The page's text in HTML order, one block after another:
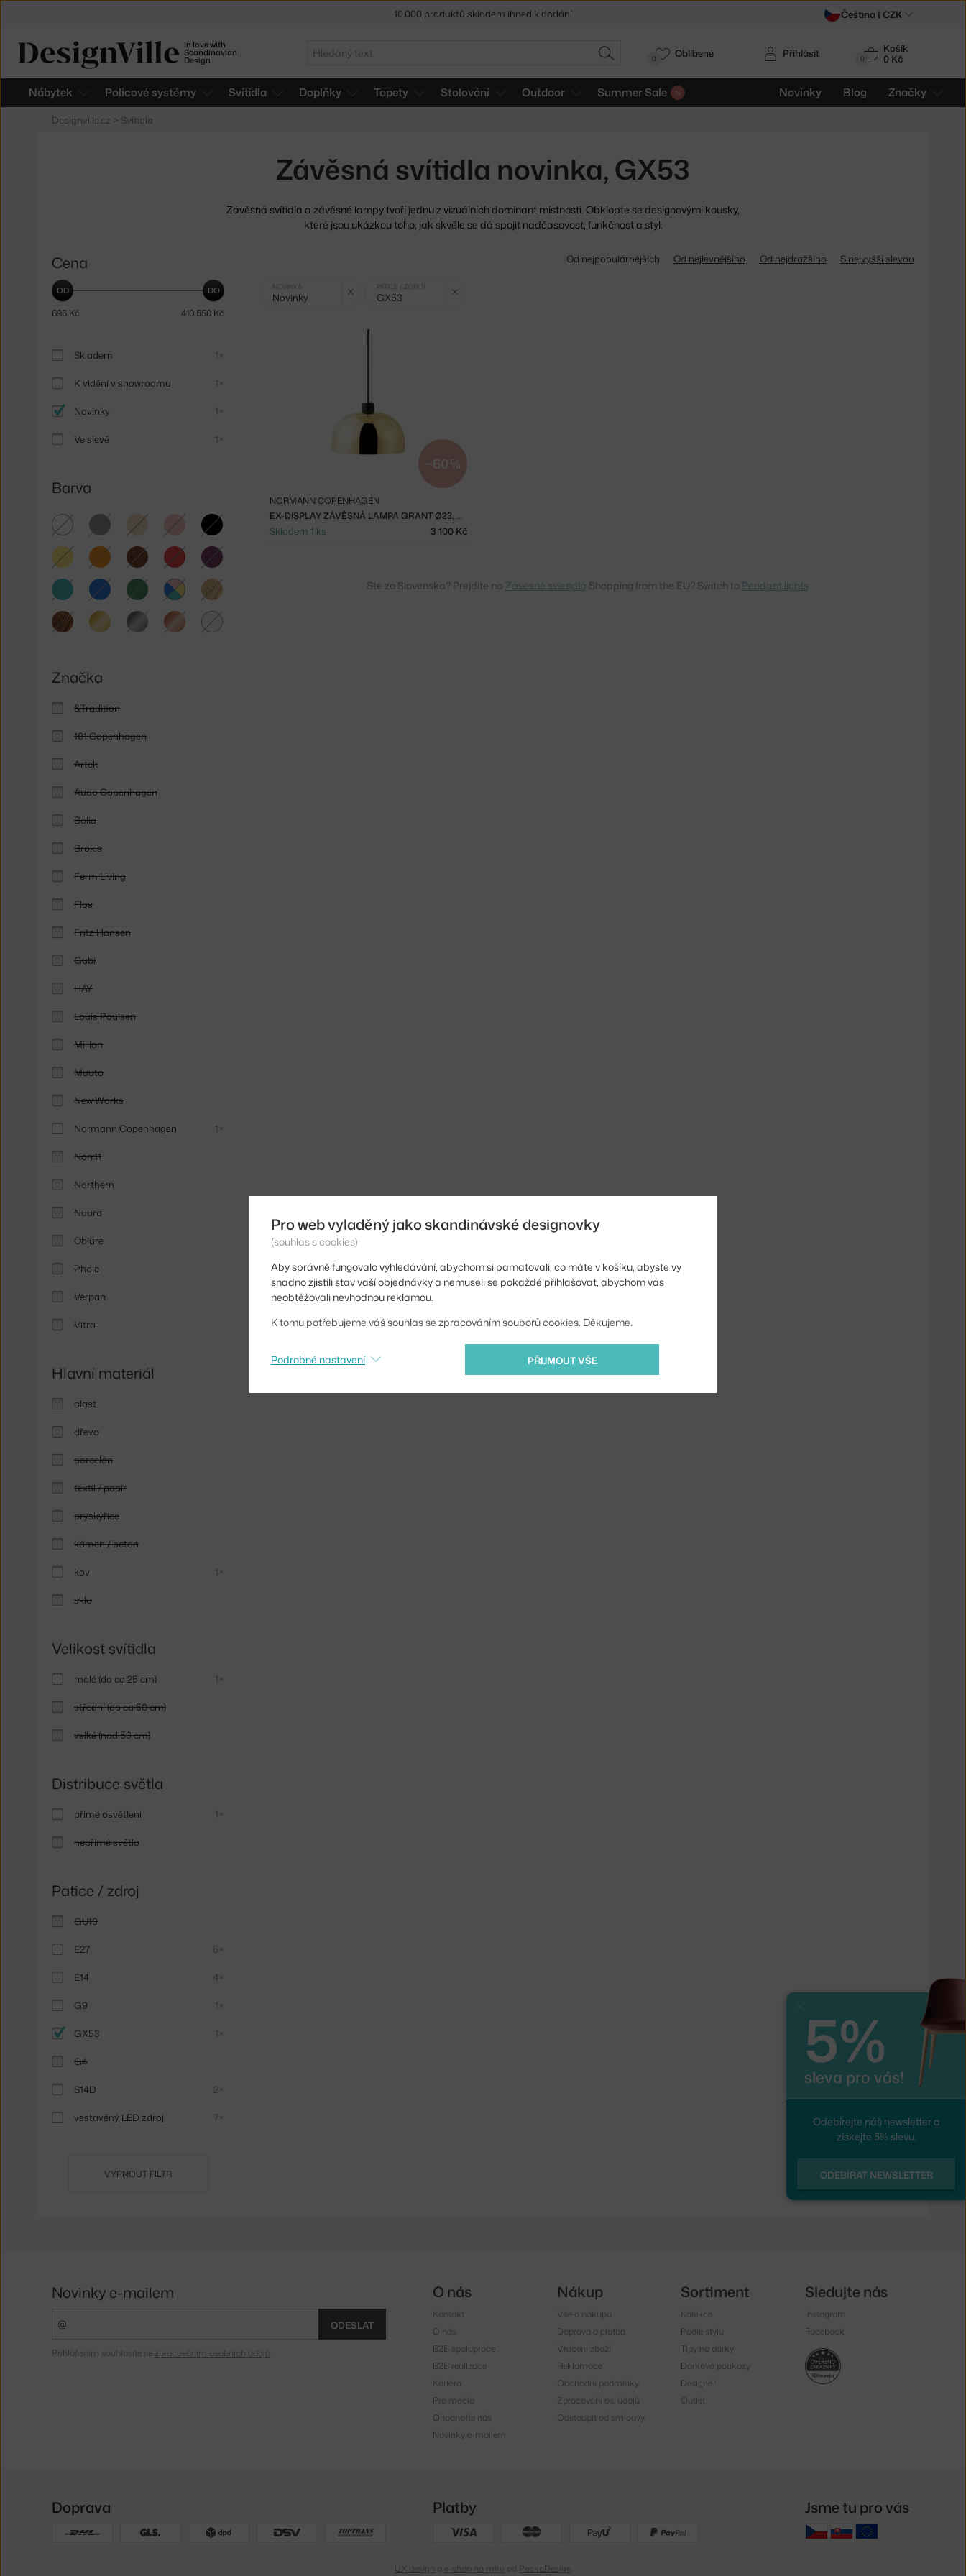
In love with
Scandinavian
Design
Hledat
HLEDAT 0
Košík
0 Kč
Nábytek Policové systémy Svítidla Doplňky Tapety Stolování Outdoor Summer Sale Novinky Blog Značky
Přihlásit
0 Oblíbené
Designville.cz > Svítidla
Závěsná svítidla novinka, GX53
Závěsná svítidla a závěsné lampy tvoří jednu z vizuálních dominant místnosti. Obklopte se designovými kousky,
které jsou ukázkou toho, jak skvěle se dá spojit nadčasovost, funkčnost a styl.
Cena
696 Kč 410 550 Kč
Skladem 1×
K vidění v showroomu 1×
Novinky 1×
Ve slevě 1×
Barva
bílá šedá béžová růžová černá
žlutá oranžováhnědá červená fialová
tyrkysovámodrá
zelená
světlé
dřevo
tmavé
dřevo
zlatá stříbrná měděná čirá
Značka
&Tradition
101 Copenhagen
Artek
Audo Copenhagen
Bolia
Brokis
Ferm Living
Flos
Fritz Hansen
Gubi
HAY
Louis Poulsen
Million
Muuto
New Works
Normann Copenhagen 1×
Norr11
Northern
Nuura
Oblure
Pholc
Verpan
Vitra
Hlavní materiál
plast
dřevo
porcelán
textil / papír
pryskyřice
kámen / beton
kov 1×
sklo
Velikost svítidla
malé (do ca 25 cm) 1×
střední (do ca 50 cm)
velké (nad 50 cm)
Distribuce světla
přímé osvětlení 1×
nepřímé světlo
Patice / zdroj
GU10
E27 5×
E14 4×
G9 1×
GX53 1×
G4
S14D 2×
vestavěný LED zdroj 7×
VYPNOUT FILTR
Od nejpopulárnějších Od nejlevnějšího Od nejdražšího S nejvyšší slevou
Vybrané
filtry:
NOVINKA
Novinky
Zrušit filtr
PATICE / ZDROJ
GX53
−60 %
EX-DISPLAY ZÁVĚSNÁ LAMPA GRANT Ø23, BRASS
NORMANN COPENHAGEN
Skladem 1 ks 3 100 Kč
Ste zo Slovenska? Prejdite na Závesné svietidlá Shopping from the EU? Switch to Pendant lights
Sleva 5 % pro odběratele
Čeština | CZK
Pro web vyladěný jako skandinávské designovky
(souhlas s cookies)
Aby správně fungovalo vyhledávání, abychom si pamatovali, co máte v košíku, abyste vy
snadno zjistili stav vaší objednávky a nemuseli se pokaždé přihlašovat, abychom vás
neobtěžovali nevhodnou reklamou.
K tomu potřebujeme váš souhlas se zpracováním souborů cookies. Děkujeme.
PŘIJMOUT VŠE
Podrobné nastavení
5%
sleva pro vás!
Odebírejte náš newsletter a
získejte 5% slevu.
ODEBÍRAT NEWSLETTER
Novinky e-mailem
ODESLAT
Přihlášením souhlasíte se zpracováním osobních údajů
O nás
Kontakt
O nás
B2B spolupráce
B2B realizace
Kariéra
Pro média
Ohodnoťte nás
Novinky e-mailem
Nákup
Vše o nákupu
Doprava a platba
Vrácení zboží
Reklamace
Obchodní podmínky
Zpracování os. údajů
Odstoupit od smlouvy
Sortiment
Kolekce
Podle stylu
Tipy na dárky
Dárkové poukazy
Designéři
Outlet
Sledujte nás
Instagram
Facebook
Doprava Platby Jsme tu pro vás
UX design a e-shop na míru od PeckaDesign